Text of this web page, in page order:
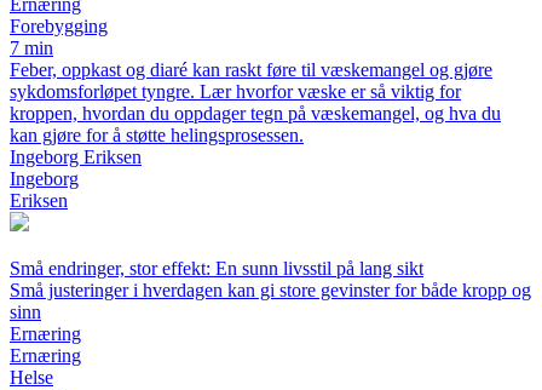
Ernæring
Forebygging
7 min
Feber, oppkast og diaré kan raskt føre til væskemangel og gjøre
sykdomsforløpet tyngre. Lær hvorfor væske er så viktig for
kroppen, hvordan du oppdager tegn på væskemangel, og hva du
kan gjøre for å støtte helingsprosessen.
Ingeborg Eriksen
Ingeborg
Eriksen
Små endringer, stor effekt: En sunn livsstil på lang sikt
Små justeringer i hverdagen kan gi store gevinster for både kropp og
sinn
Ernæring
Ernæring
Helse